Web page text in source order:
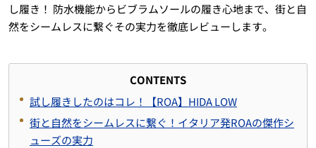
し履き！ 防水機能からビブラムソールの履き心地まで、街と自
然をシームレスに繋ぐその実力を徹底レビューします。
CONTENTS
試し履きしたのはコレ！【ROA】HIDA LOW
街と自然をシームレスに繋ぐ！イタリア発ROAの傑作シ
ューズの実力